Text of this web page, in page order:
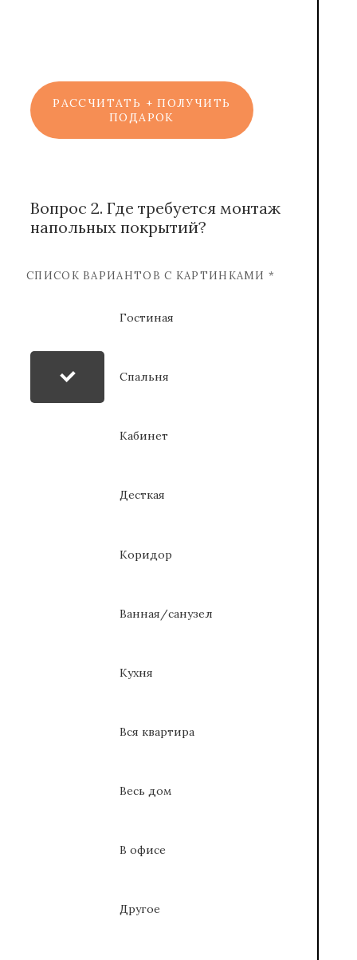
РАССЧИТАТЬ + ПОЛУЧИТЬ
ПОДАРОК
Вопрос 2. Где требуется монтаж
напольных покрытий?
СПИСОК ВАРИАНТОВ С КАРТИНКАМИ *
Гостиная
Спальня
Кабинет
Десткая
Коридор
Ванная/санузел
Кухня
Вся квартира
Весь дом
В офисе
Другое